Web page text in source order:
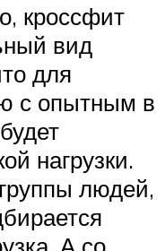
кроссфит
вид
для
с опытным в
нагрузки.
людей,